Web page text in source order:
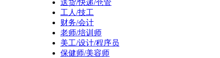
送货/快递/仓管
工人/技工
财务/会计
老师/培训师
美工/设计/程序员
保健师/美容师